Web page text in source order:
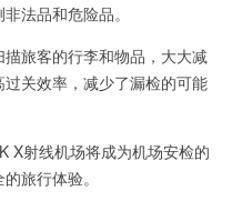
法品和危险品。
旅客的行李和物品，大大减
关效率，减少了漏检的可能
射线机场将成为机场安检的
旅行体验。